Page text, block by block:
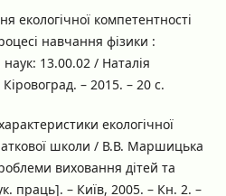
екологічної компетентності
навчання фізики :
13.00.02 / Наталія
– 2015. – 20 с.
екологічної
школи / В.В. Маршицька
виховання дітей та
праць]. – Київ, 2005. – Кн. 2. –